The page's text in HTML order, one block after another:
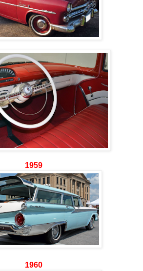
1959
1960